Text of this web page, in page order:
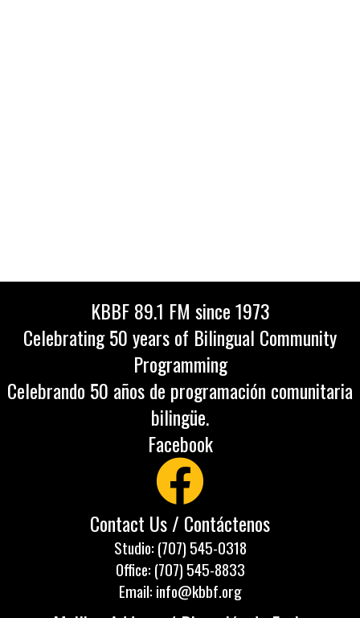
KBBF 89.1 FM since 1973
Celebrating 50 years of Bilingual Community
Programming
Celebrando 50 años de programación comunitaria
bilingüe.
Facebook
Contact Us / Contáctenos
Studio: (707) 545-0318
Office: (707) 545-8833
Email: info@kbbf.org